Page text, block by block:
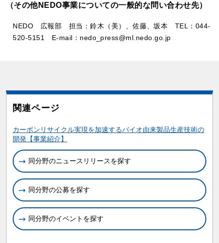
（その他NEDO事業についての一般的な問い合わせ先）
NEDO 広報部 担当：鈴木（美）、佐藤、坂本 TEL：044-
520-5151­ E-mail：nedo_press@ml.nedo.go.jp
関連ページ
関連情報
カーボンリサイクル実現を加速するバイオ由来製品生産技術の
開発【事業紹介】
同分野のニュースリリースを探す
同分野の公募を探す
同分野のイベントを探す